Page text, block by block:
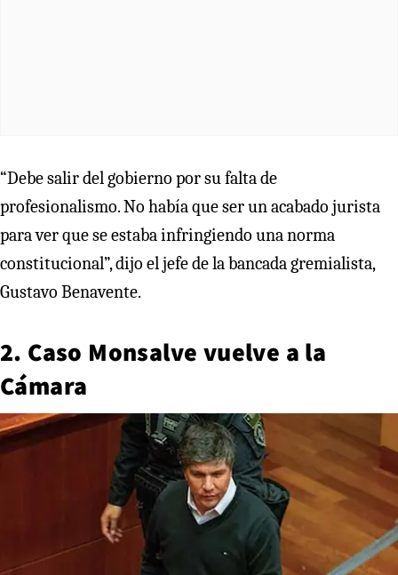
“Debe salir del gobierno por su falta de
profesionalismo. No había que ser un acabado jurista
para ver que se estaba infringiendo una norma
constitucional”, dijo el jefe de la bancada gremialista,
Gustavo Benavente.
2. Caso Monsalve vuelve a la
Cámara